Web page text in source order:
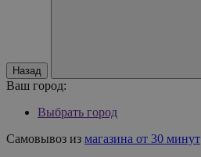
Назад
Ваш город:
Выбрать город
Самовывоз из магазина от 30 минут